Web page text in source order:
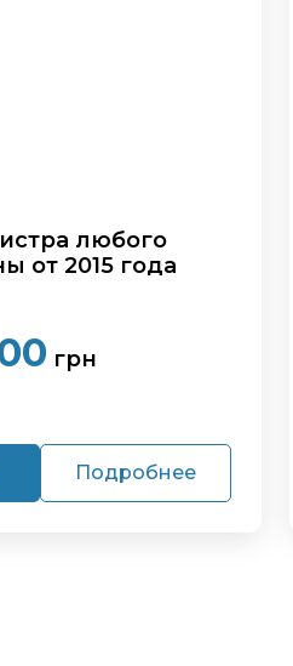
любого
от 2015 года
грн
Подробнее